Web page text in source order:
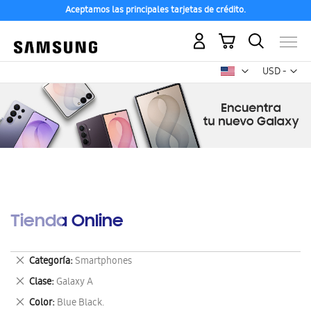
Aceptamos las principales tarjetas de crédito.
USD -
dólar
Mi carrito
Tienda Online
Categoría Smartphones
Eliminar
este
artículo
Clase Galaxy A
Eliminar
este
Color Blue Black.
Eliminar